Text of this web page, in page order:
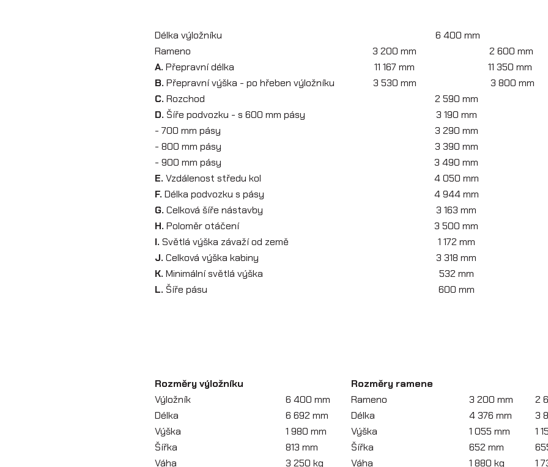
Délka výložníku
6 400 mm
Rameno
3 200 mm
2 600 mm
A. Přepravní délka 11 167 mm
11 350 mm
B. Přepravní výška - po hřeben výložníku 3 530 mm
3 800 mm
C. Rozchod
2 590 mm
D. Šíře podvozku - s 600 mm pásy
3 190 mm
- 700 mm pásy
3 290 mm
- 800 mm pásy
3 390 mm
- 900 mm pásy
3 490 mm
E. Vzdálenost středu kol
4 050 mm
F. Délka podvozku s pásy
4 944 mm
G. Celková šíře nástavby
3 163 mm
H. Poloměr otáčení
3 500 mm
I. Světlá výška závaží od země
1 172 mm
J. Celková výška kabiny
3 318 mm
K. Minimální světlá výška
532 mm
L. Šíře pásu 600 mm
Rozměry výložníku
Rozměry ramene
Výložník
6 400 mm Rameno 3 200 mm
2
Délka
6 692 mm Délka 4 376 mm
3
Výška
1 980 mm Výška 1 055 mm
1
Šířka
813 mm Šířka 652 mm
Váha
3 250 kg Váha 1 880 kg 1